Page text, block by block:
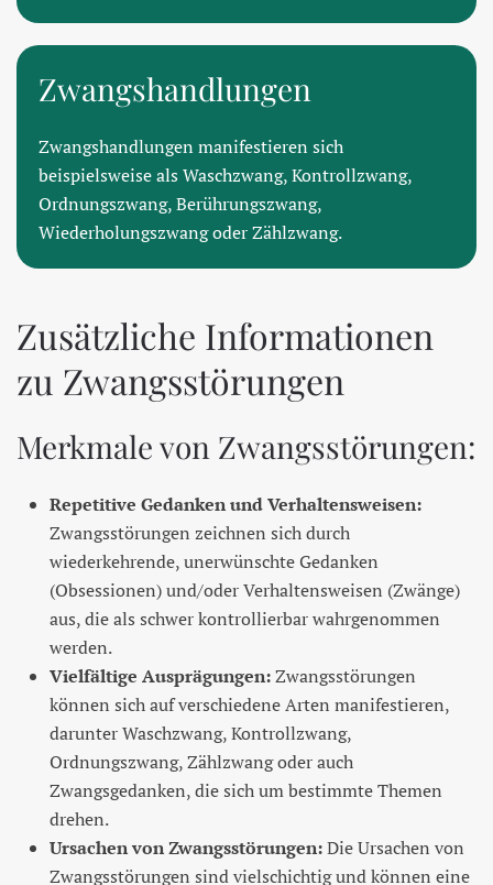
Zwangshandlungen
Zwangshandlungen manifestieren sich
beispielsweise als Waschzwang, Kontrollzwang,
Ordnungszwang, Berührungszwang,
Wiederholungszwang oder Zählzwang.
Zusätzliche Informationen
zu Zwangsstörungen
Merkmale von Zwangsstörungen:
Repetitive Gedanken und Verhaltensweisen:
Zwangsstörungen zeichnen sich durch
wiederkehrende, unerwünschte Gedanken
(Obsessionen) und/oder Verhaltensweisen (Zwänge)
aus, die als schwer kontrollierbar wahrgenommen
werden.
Vielfältige Ausprägungen:Zwangsstörungen
können sich auf verschiedene Arten manifestieren,
darunter Waschzwang, Kontrollzwang,
Ordnungszwang, Zählzwang oder auch
Zwangsgedanken, die sich um bestimmte Themen
drehen.
Ursachen von Zwangsstörungen:Die Ursachen von
Zwangsstörungen sind vielschichtig und können eine